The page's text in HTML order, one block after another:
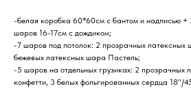
-белая коробка 60*60см с бантом и надписью +
шаров 16-17см с дождиком;
-7 шаров под потолок: 2 прозрачных латексных
бежевых латексных шара Пастель;
-5 шаров на отдельных грузиках: 2 прозрачных
конфетти, 3 белых фольгированных сердца 18"/